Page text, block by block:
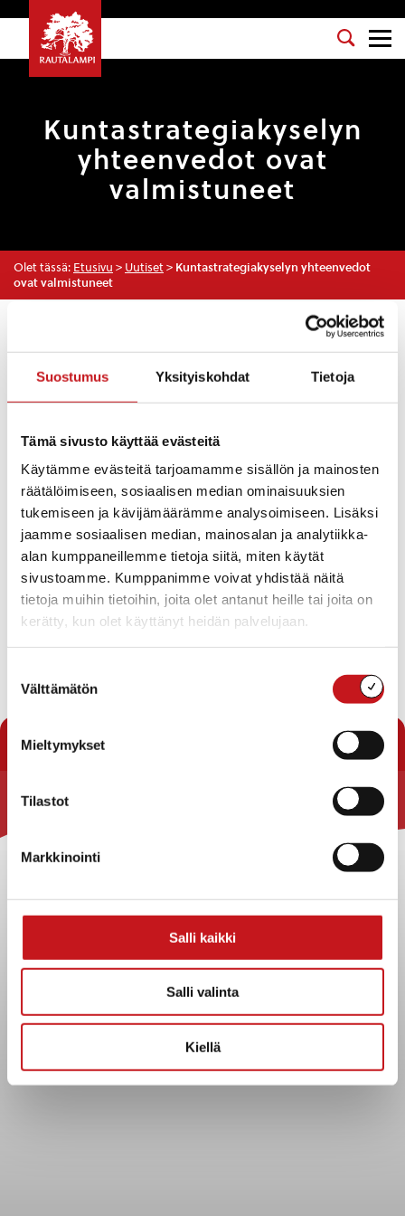
Suostumus Yksityiskohdat Tietoja
Tämä sivusto käyttää evästeitä
Käytämme evästeitä tarjoamamme sisällön ja mainosten
räätälöimiseen, sosiaalisen median ominaisuuksien
tukemiseen ja kävijämäärämme analysoimiseen. Lisäksi
jaamme sosiaalisen median, mainosalan ja analytiikka-
alan kumppaneillemme tietoja siitä, miten käytät
sivustoamme. Kumppanimme voivat yhdistää näitä
tietoja muihin tietoihin, joita olet antanut heille tai joita on
kerätty, kun olet käyttänyt heidän palvelujaan.
valinta
Välttämätön
Mieltymykset
Tilastot
Markkinointi
Salli kaikki
Salli valinta
Kiellä
Kuntastrategiakyselyn
yhteenvedot ovat
valmistuneet
Olet tässä: Etusivu > Uutiset > Kuntastrategiakyselyn yhteenvedot
ovat valmistuneet
27.9.2021 — 11:46
yhteenvedot ovat valmistuneet.
Toinen yhteenvedoista on henkilöstön ja
luottamushenkilöiden vastauksien yhteenveto ja toinen
kuntalaisille ja kunnan sidosryhmille tehdyn kyselyn
yhteenveto.
Rautalammin-kuntastrategiakysely-Henkilostolle-ja-
luottamushenkiloille-sisainen-Muokkaa-tulokset-23.9.2021
Yhteystiedot
Strategiat, ohjelmat, ohjeet, suunnitelmat, säännöt ja
sopimukset
Evästeet
Tietosuoja
Tietopyyntö